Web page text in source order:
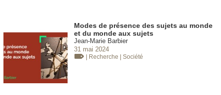
Modes de présence des sujets au monde
et du monde aux sujets
Jean-Marie Barbier
31 mai 2024
| Recherche | Société